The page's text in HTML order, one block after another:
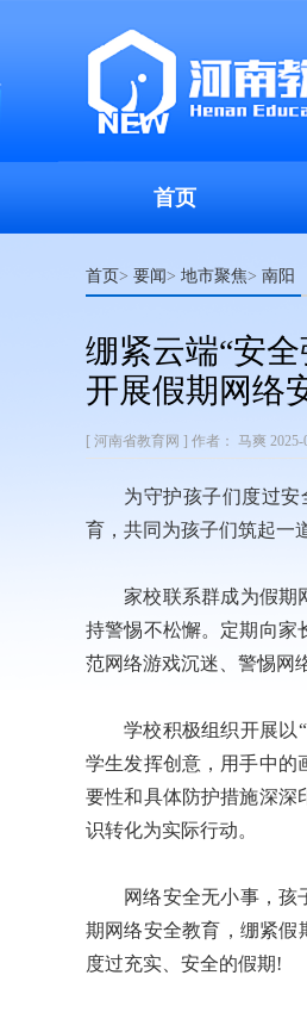
首页
首页> 要闻> 地市聚焦> 南阳
绷紧云端“安
开展假期网络
[ 河南省教育网 ] 作者： 马爽 2025-
为守护孩子们度过
育，共同为孩子们筑起一
家校联系群成为假期
持警惕不松懈。定期向家
范网络游戏沉迷、警惕网
学校积极组织开展以
学生发挥创意，用手中的
要性和具体防护措施深深
识转化为实际行动。
网络安全无小事，孩
期网络安全教育，绷紧假
度过充实、安全的假期!